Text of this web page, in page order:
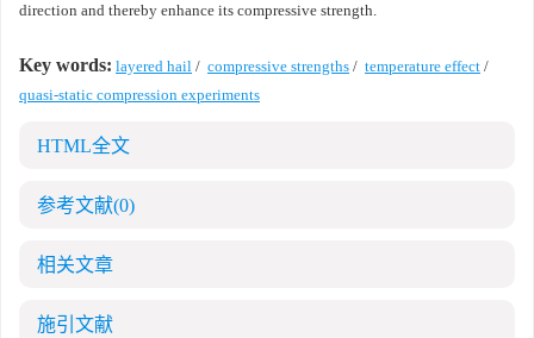
direction and thereby enhance its compressive strength.
Key words: layered hail / compressive strengths / temperature effect /
quasi-static compression experiments
HTML全文
参考文献(0)
相关文章
施引文献